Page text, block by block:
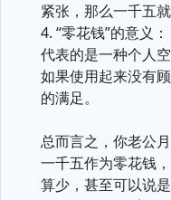
紧张，那么一千五
4. “零花钱”的意义
代表的是一种个人
如果使用起来没有
的满足。
总而言之，你老公
一千五作为零花钱
算少，甚至可以说